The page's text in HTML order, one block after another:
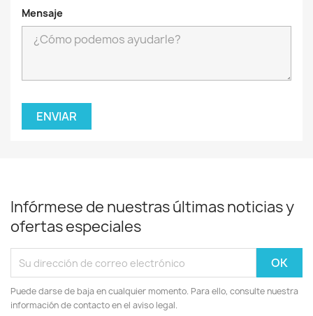
Mensaje
Infórmese de nuestras últimas noticias y
ofertas especiales
Puede darse de baja en cualquier momento. Para ello, consulte nuestra
información de contacto en el aviso legal.